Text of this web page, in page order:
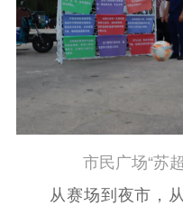
市民广场“苏超
从赛场到夜市，从